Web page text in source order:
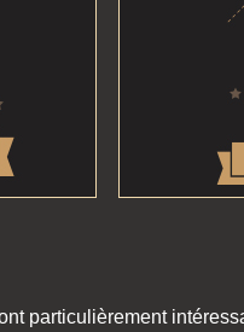
particulièrement